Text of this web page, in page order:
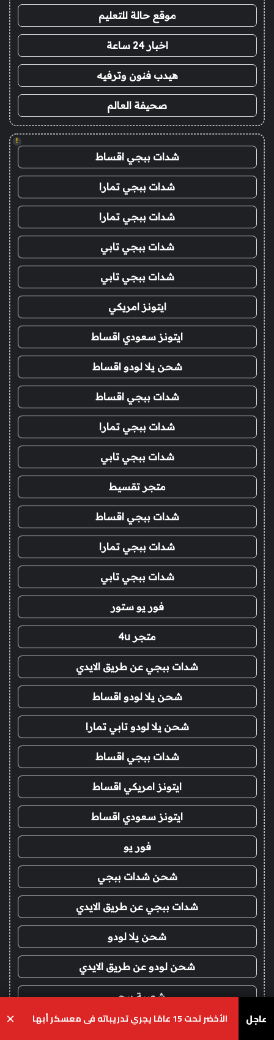
موقع حالة للتعليم
اخبار 24 ساعة
هيدب فنون وترفيه
صحيفة العالم
!
شدات ببجي اقساط
شدات ببجي تمارا
شدات ببجي تمارا
شدات ببجي تابي
شدات ببجي تابي
ايتونز امريكي
ايتونز سعودي اقساط
شحن يلا لودو اقساط
شدات ببجي اقساط
شدات ببجي تمارا
شدات ببجي تابي
متجر تقسيط
شدات ببجي اقساط
شدات ببجي تمارا
شدات ببجي تابي
فور يو ستور
متجر 4u
شدات ببجي عن طريق الايدي
شحن يلا لودو اقساط
شحن يلا لودو تابي تمارا
شدات ببجي اقساط
ايتونز امريكي اقساط
ايتونز سعودي اقساط
فور يو
شحن شدات ببجي
شدات ببجي عن طريق الايدي
شحن يلا لودو
شحن لودو عن طريق الايدي
شعبية ببجي
بطاقات ايتونز
عاجل الأخضر تحت 15 عامًا يجري تدريباته في معسكر أبها ×